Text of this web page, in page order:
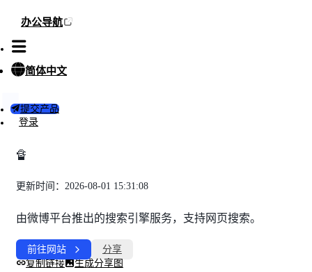
办公导航
简体中文
提交产品
登录
微博搜索
🔏
更新时间：2026-08-01 15:31:08
由微博平台推出的搜索引擎服务，支持网页搜索。
前往网站
分享
复制链接
生成分享图